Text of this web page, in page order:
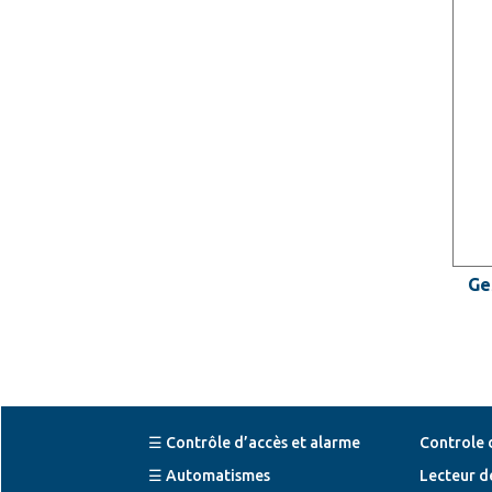
☰ Contrôle d’accès et alarme
☰ Automatismes
Controle
Lecteur